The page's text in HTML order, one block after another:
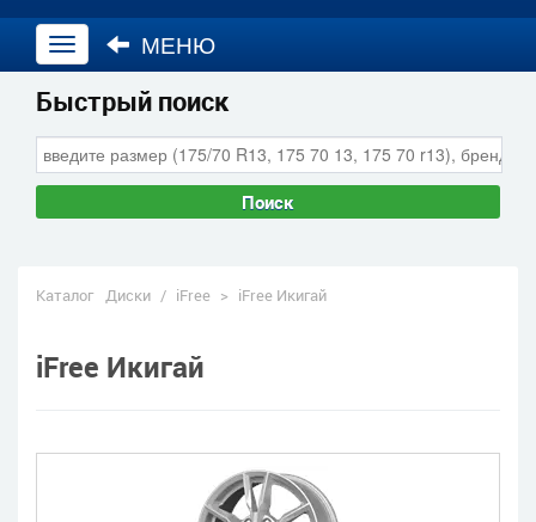
Открыть
навигацию
МЕНЮ
Быстрый поиск
Поиск
Каталог Диски / iFree > iFree Икигай
iFree Икигай